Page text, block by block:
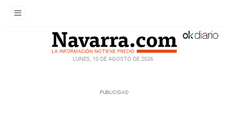
LUNES, 10 DE AGOSTO DE 2026